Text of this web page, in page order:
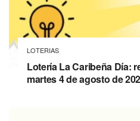
LOTERIAS
Lotería La Caribeña Día:
martes 4 de agosto de